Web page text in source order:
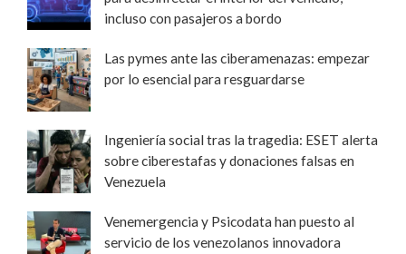
incluso con pasajeros a bordo
Las pymes ante las ciberamenazas: empezar
por lo esencial para resguardarse
Ingeniería social tras la tragedia: ESET alerta
sobre ciberestafas y donaciones falsas en
Venezuela
Venemergencia y Psicodata han puesto al
servicio de los venezolanos innovadora